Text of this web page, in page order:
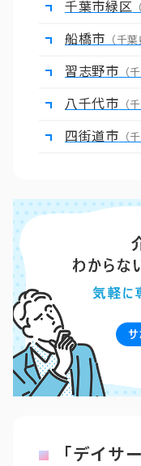
千葉市緑区
船橋市 （千葉
習志野市 （
八千代市 （
四街道市 （
「デイサ